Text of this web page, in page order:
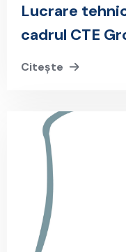
Lucrare
cadrul CTE
de vârf,
Citește